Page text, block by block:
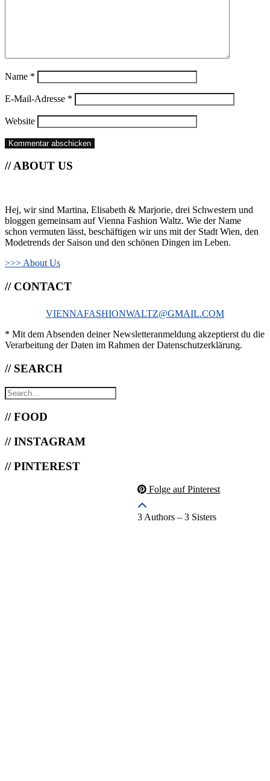
Name *
E-Mail-Adresse *
Website
// ABOUT US
Hej, wir sind Martina, Elisabeth & Marjorie, drei Schwestern und
bloggen gemeinsam auf Vienna Fashion Waltz. Wie der Name
schon vermuten lässt, beschäftigen wir uns mit der Stadt Wien, den
Modetrends der Saison und den schönen Dingen im Leben.
>>> About Us
// CONTACT
VIENNAFASHIONWALTZ@GMAIL.COM
* Mit dem Absenden deiner Newsletteranmeldung akzeptierst du die
Verarbeitung der Daten im Rahmen der Datenschutzerklärung.
// SEARCH
// FOOD
// INSTAGRAM
// PINTEREST
Folge auf Pinterest
3 Authors – 3 Sisters